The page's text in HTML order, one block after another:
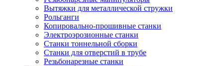
Вытяжки для металлической стружки
Рольганги
Копировально-прошивные станки
Электроэрозионные станки
Станки тоннельной сборки
Станки для отверстий в трубе
Резьбонарезные станки